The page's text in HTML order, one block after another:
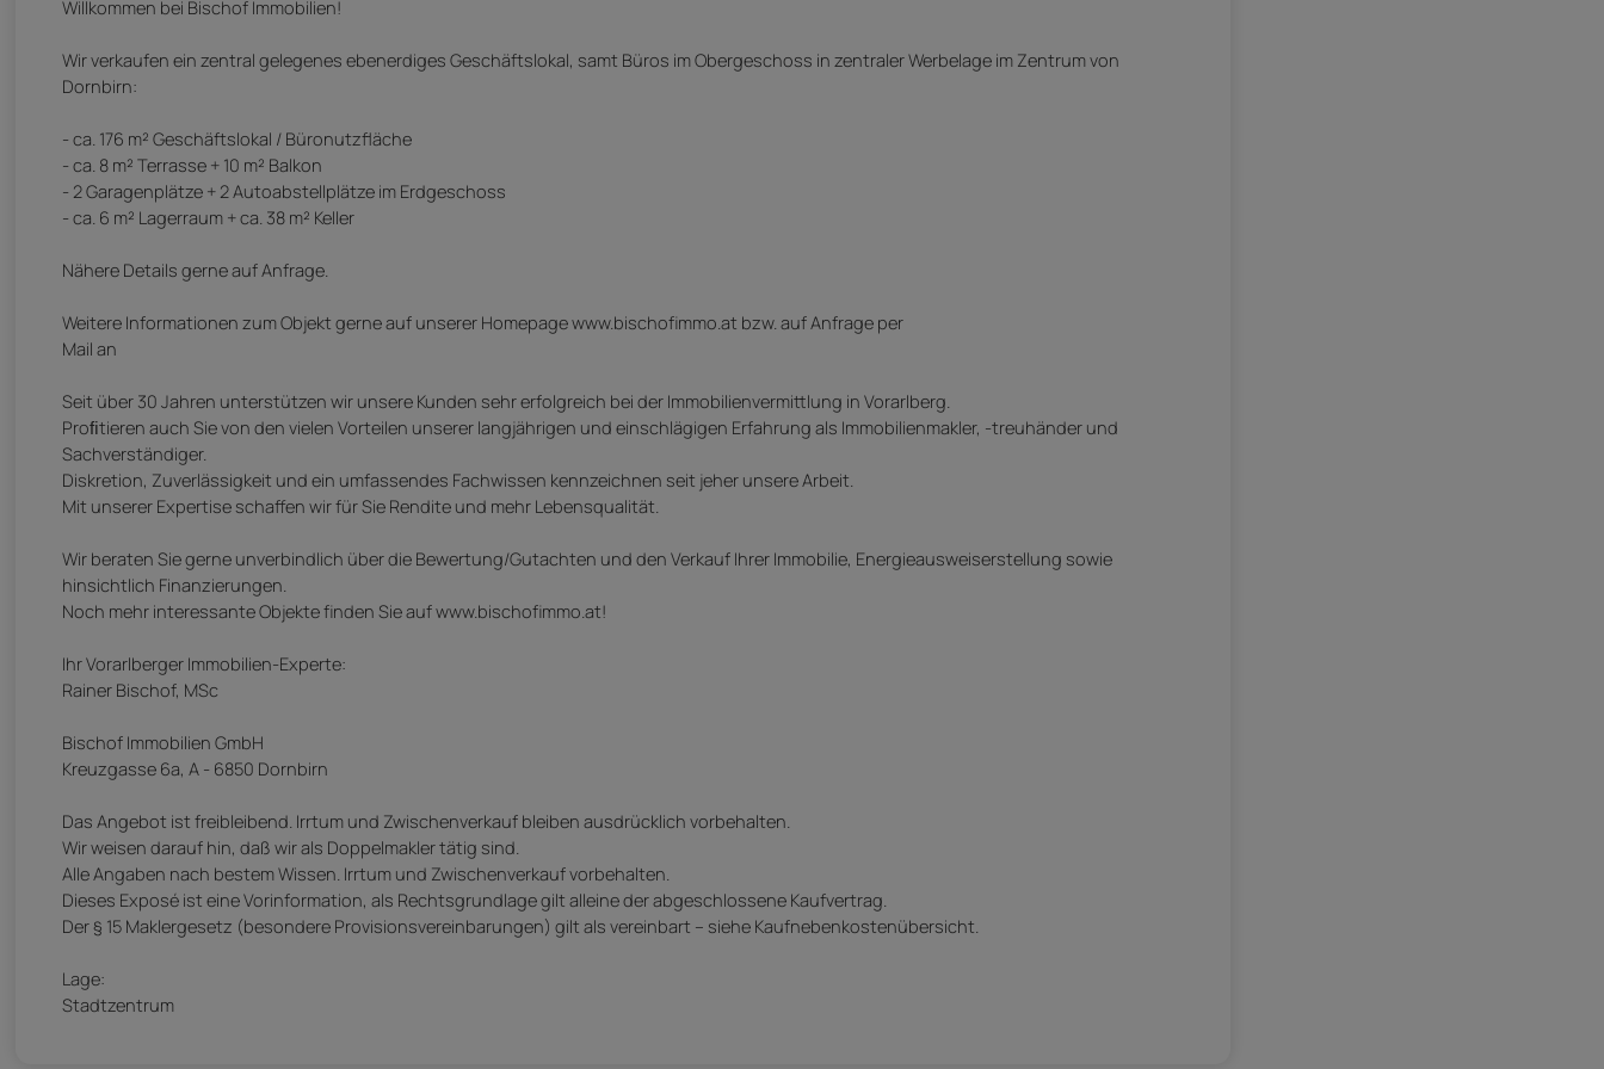
Willkommen bei Bischof Immobilien!
Wir verkaufen ein zentral gelegenes ebenerdiges Geschäftslokal, samt Büros im Obergeschoss in zentraler Werbelage im Zentrum von
Dornbirn:
- ca. 176 m² Geschäftslokal / Büronutzfläche
- ca. 8 m² Terrasse + 10 m² Balkon
- 2 Garagenplätze + 2 Autoabstellplätze im Erdgeschoss
- ca. 6 m² Lagerraum + ca. 38 m² Keller
Nähere Details gerne auf Anfrage.
Weitere Informationen zum Objekt gerne auf unserer Homepage www.bischofimmo.at bzw. auf Anfrage per
Mail an
Seit über 30 Jahren unterstützen wir unsere Kunden sehr erfolgreich bei der Immobilienvermittlung in Vorarlberg.
Proﬁtieren auch Sie von den vielen Vorteilen unserer langjährigen und einschlägigen Erfahrung als Immobilienmakler, -treuhänder und
Sachverständiger.
Diskretion, Zuverlässigkeit und ein umfassendes Fachwissen kennzeichnen seit jeher unsere Arbeit.
Mit unserer Expertise schaffen wir für Sie Rendite und mehr Lebensqualität.
Wir beraten Sie gerne unverbindlich über die Bewertung/Gutachten und den Verkauf Ihrer Immobilie, Energieausweiserstellung sowie
hinsichtlich Finanzierungen.
Noch mehr interessante Objekte finden Sie auf www.bischofimmo.at!
Ihr Vorarlberger Immobilien-Experte:
Rainer Bischof, MSc
Bischof Immobilien GmbH
Kreuzgasse 6a, A - 6850 Dornbirn
Das Angebot ist freibleibend. Irrtum und Zwischenverkauf bleiben ausdrücklich vorbehalten.
Wir weisen darauf hin, daß wir als Doppelmakler tätig sind.
Alle Angaben nach bestem Wissen. Irrtum und Zwischenverkauf vorbehalten.
Dieses Exposé ist eine Vorinformation, als Rechtsgrundlage gilt alleine der abgeschlossene Kaufvertrag.
Der § 15 Maklergesetz (besondere Provisionsvereinbarungen) gilt als vereinbart – siehe Kaufnebenkostenübersicht.
Lage:
Stadtzentrum